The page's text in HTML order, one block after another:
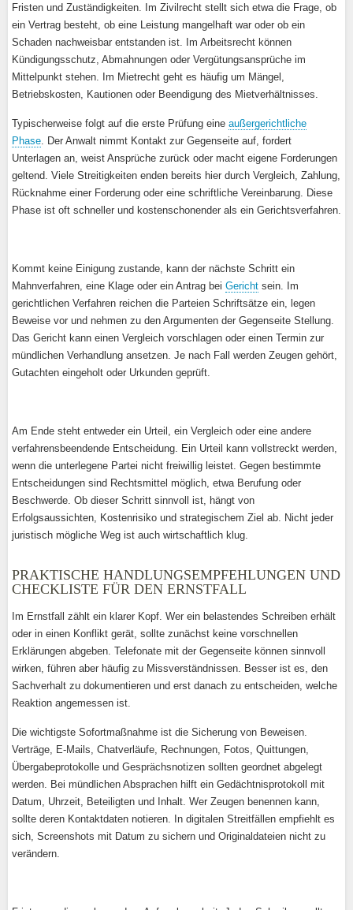
Fristen und Zuständigkeiten. Im Zivilrecht stellt sich etwa die Frage, ob
ein Vertrag besteht, ob eine Leistung mangelhaft war oder ob ein
Schaden nachweisbar entstanden ist. Im Arbeitsrecht können
Kündigungsschutz, Abmahnungen oder Vergütungsansprüche im
Mittelpunkt stehen. Im Mietrecht geht es häufig um Mängel,
Betriebskosten, Kautionen oder Beendigung des Mietverhältnisses.
Typischerweise folgt auf die erste Prüfung eine außergerichtliche
Phase . Der Anwalt nimmt Kontakt zur Gegenseite auf, fordert
Unterlagen an, weist Ansprüche zurück oder macht eigene Forderungen
geltend. Viele Streitigkeiten enden bereits hier durch Vergleich, Zahlung,
Rücknahme einer Forderung oder eine schriftliche Vereinbarung. Diese
Phase ist oft schneller und kostenschonender als ein Gerichtsverfahren.
Kommt keine Einigung zustande, kann der nächste Schritt ein
Mahnverfahren, eine Klage oder ein Antrag bei Gericht sein. Im
gerichtlichen Verfahren reichen die Parteien Schriftsätze ein, legen
Beweise vor und nehmen zu den Argumenten der Gegenseite Stellung.
Das Gericht kann einen Vergleich vorschlagen oder einen Termin zur
mündlichen Verhandlung ansetzen. Je nach Fall werden Zeugen gehört,
Gutachten eingeholt oder Urkunden geprüft.
Am Ende steht entweder ein Urteil, ein Vergleich oder eine andere
verfahrensbeendende Entscheidung. Ein Urteil kann vollstreckt werden,
wenn die unterlegene Partei nicht freiwillig leistet. Gegen bestimmte
Entscheidungen sind Rechtsmittel möglich, etwa Berufung oder
Beschwerde. Ob dieser Schritt sinnvoll ist, hängt von
Erfolgsaussichten, Kostenrisiko und strategischem Ziel ab. Nicht jeder
juristisch mögliche Weg ist auch wirtschaftlich klug.
PRAKTISCHE HANDLUNGSEMPFEHLUNGEN UND
CHECKLISTE FÜR DEN ERNSTFALL
Im Ernstfall zählt ein klarer Kopf. Wer ein belastendes Schreiben erhält
oder in einen Konflikt gerät, sollte zunächst keine vorschnellen
Erklärungen abgeben. Telefonate mit der Gegenseite können sinnvoll
wirken, führen aber häufig zu Missverständnissen. Besser ist es, den
Sachverhalt zu dokumentieren und erst danach zu entscheiden, welche
Reaktion angemessen ist.
Die wichtigste Sofortmaßnahme ist die Sicherung von Beweisen.
Verträge, E-Mails, Chatverläufe, Rechnungen, Fotos, Quittungen,
Übergabeprotokolle und Gesprächsnotizen sollten geordnet abgelegt
werden. Bei mündlichen Absprachen hilft ein Gedächtnisprotokoll mit
Datum, Uhrzeit, Beteiligten und Inhalt. Wer Zeugen benennen kann,
sollte deren Kontaktdaten notieren. In digitalen Streitfällen empfiehlt es
sich, Screenshots mit Datum zu sichern und Originaldateien nicht zu
verändern.